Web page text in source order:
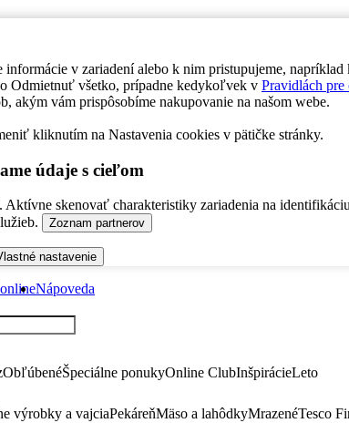
informácie v zariadení alebo k nim pristupujeme,
Odmietnuť všetko, prípadne kedykoľvek v Pravidlách pre
akým vám prispôsobíme nakupovanie na našom webe.
kliknutím na Nastavenia cookies v pätičke stránky.
údaje s cieľom
skenovať charakteristiky zariadenia na
Zoznam partnerov
nastavenie
Nápoveda
ObľúbenéŠpeciálne ponukyOnline ClubInšpirácieLeto
výrobky a vajciaPekáreňMäso a lahôdkyMrazenéTesco